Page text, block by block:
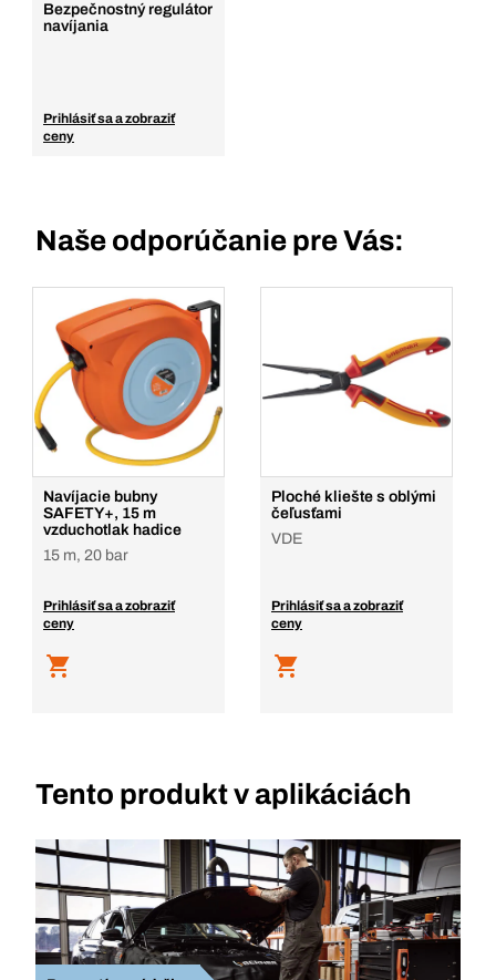
Bezpečnostný regulátor
navíjania
Prihlásiť sa a zobraziť
ceny
Naše odporúčanie pre Vás:
Navíjacie bubny
SAFETY+, 15 m
vzduchotlak hadice
15 m, 20 bar
Prihlásiť sa a zobraziť
ceny
Ploché kliešte s oblými
čeľusťami
VDE
Prihlásiť sa a zobraziť
ceny
Tento produkt v aplikáciách